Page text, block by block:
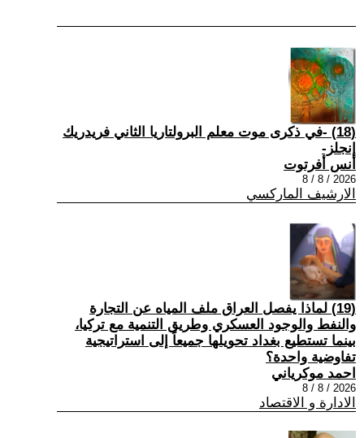
(18) -في ذكرى موت معلم البرولتاريا الثاني فريدريك
إنجلز-
أنس أفرتوت
2026 / 8 / 8
الارشيف الماركسي
(19) لماذا يفصل العراق ملف المياه عن التجارة
والنفط والوجود العسكري وطريق التنمية مع تركيا،
بينما تستطيع بغداد تحويلها جميعاً إلى استراتيجية
تفاوضية واحدة؟
احمد موكرياني
2026 / 8 / 8
الادارة و الاقتصاد